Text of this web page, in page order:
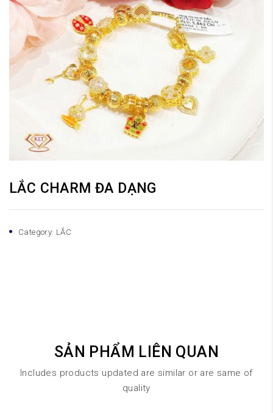
LẮC CHARM ĐA DẠNG
Category: LẮC
SẢN PHẨM LIÊN QUAN
Includes products updated are similar or are same of
quality